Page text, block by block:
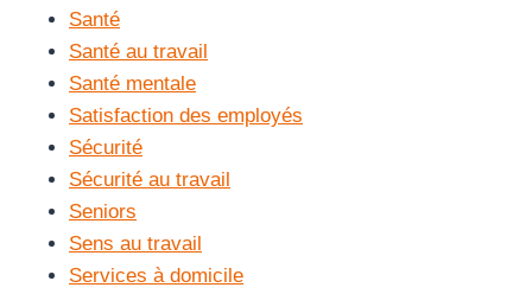
Santé
Santé au travail
Santé mentale
Satisfaction des employés
Sécurité
Sécurité au travail
Seniors
Sens au travail
Services à domicile